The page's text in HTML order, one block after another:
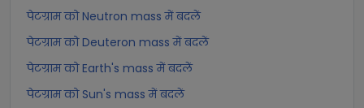
पेटग्राम को Neutron mass में बदलें
पेटग्राम को Deuteron mass में बदलें
पेटग्राम को Earth's mass में बदलें
पेटग्राम को Sun's mass में बदलें